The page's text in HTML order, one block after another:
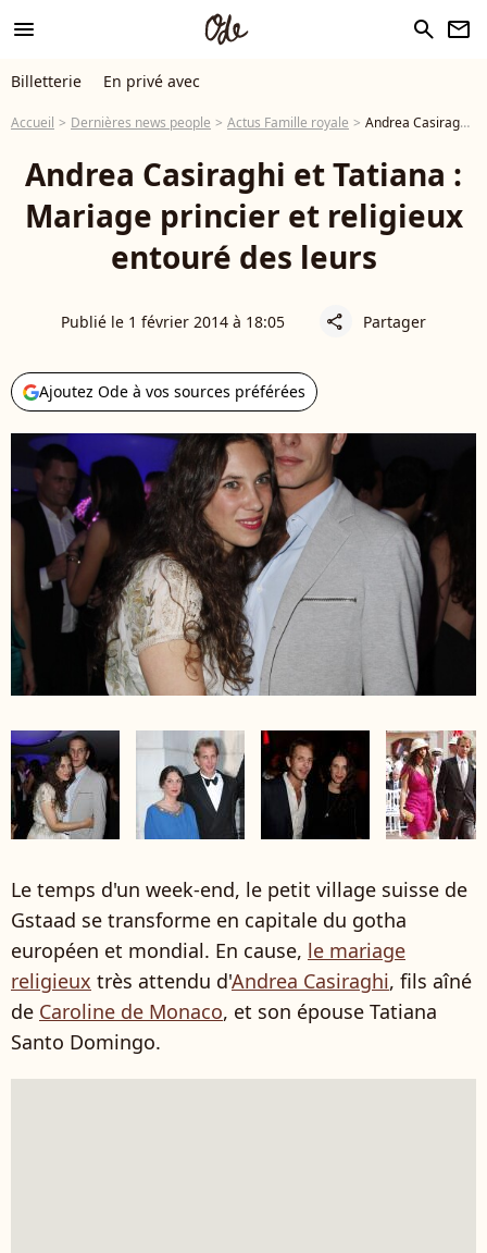
menu search newsletter
Billetterie En privé avec
Accueil Dernières news people Actus Famille royale Andrea Casiraghi et Tatiana : Mariage princier et religieux entouré des leurs
Andrea Casiraghi et Tatiana :
Mariage princier et religieux
entouré des leurs
Publié le 1 février 2014 à 18:05 share Partager
Ajoutez Ode à vos sources préférées
Le temps d'un week-end, le petit village suisse de
Gstaad se transforme en capitale du gotha
européen et mondial. En cause, le mariage
religieux très attendu d'Andrea Casiraghi, fils aîné
de Caroline de Monaco, et son épouse Tatiana
Santo Domingo.